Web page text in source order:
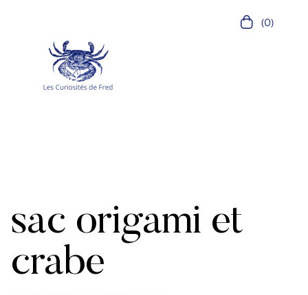
(0)
sac origami et
crabe